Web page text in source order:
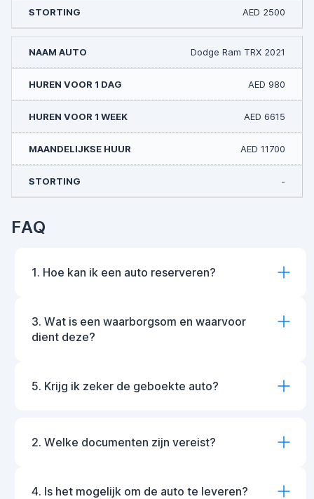
AED 2500
Dodge Ram TRX 2021
AED 980
AED 6615
AED 11700
-
FAQ
1. Hoe kan ik een auto reserveren?
3. Wat is een waarborgsom en waarvoor
dient deze?
5. Krijg ik zeker de geboekte auto?
2. Welke documenten zijn vereist?
4. Is het mogelijk om de auto te leveren?